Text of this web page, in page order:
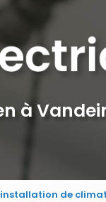
à
installation de